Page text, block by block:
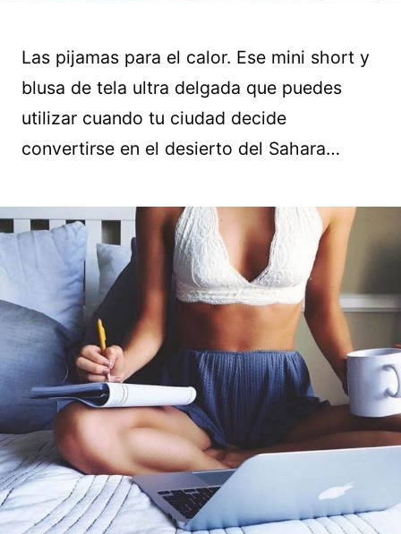
Las pijamas para el calor. Ese mini short y
blusa de tela ultra delgada que puedes
utilizar cuando tu ciudad decide
convertirse en el desierto del Sahara…